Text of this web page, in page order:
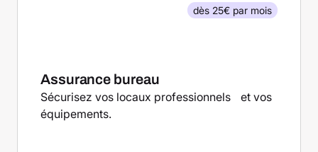
Assurance bureau
Sécurisez vos locaux professionnels et vos
équipements.
dès 25€ par mois